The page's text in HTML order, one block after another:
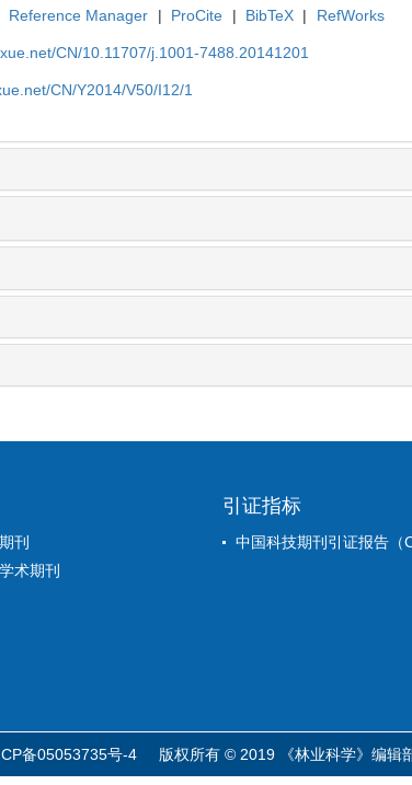
Reference Manager | ProCite | BibTeX | RefWorks
CN/10.11707/j.1001-7488.20141201
CN/Y2014/V50/I12/1
刊
术期刊
引证指标
中国科技期刊引证报告（
备05053735号-4 版权所有 © 2019 《林业科学》编辑